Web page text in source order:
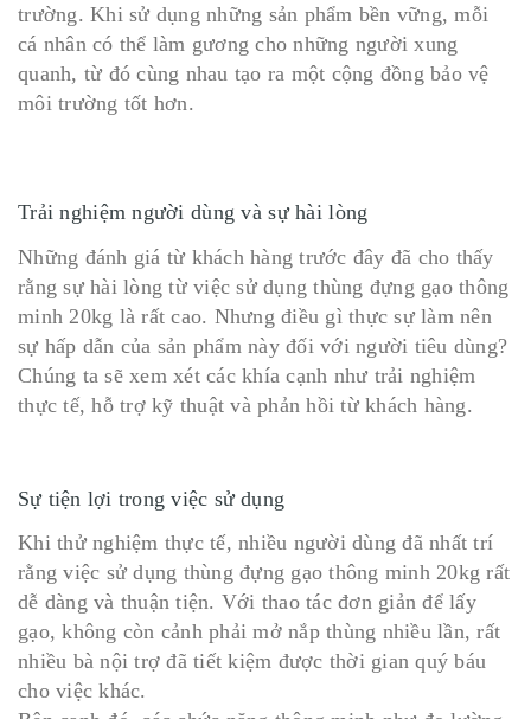
trường. Khi sử dụng những sản phẩm bền vững, mỗi
cá nhân có thể làm gương cho những người xung
quanh, từ đó cùng nhau tạo ra một cộng đồng bảo vệ
môi trường tốt hơn.
Trải nghiệm người dùng và sự hài lòng
Những đánh giá từ khách hàng trước đây đã cho thấy
rằng sự hài lòng từ việc sử dụng thùng đựng gạo thông
minh 20kg là rất cao. Nhưng điều gì thực sự làm nên
sự hấp dẫn của sản phẩm này đối với người tiêu dùng?
Chúng ta sẽ xem xét các khía cạnh như trải nghiệm
thực tế, hỗ trợ kỹ thuật và phản hồi từ khách hàng.
Sự tiện lợi trong việc sử dụng
Khi thử nghiệm thực tế, nhiều người dùng đã nhất trí
rằng việc sử dụng thùng đựng gạo thông minh 20kg rất
dễ dàng và thuận tiện. Với thao tác đơn giản để lấy
gạo, không còn cảnh phải mở nắp thùng nhiều lần, rất
nhiều bà nội trợ đã tiết kiệm được thời gian quý báu
cho việc khác.